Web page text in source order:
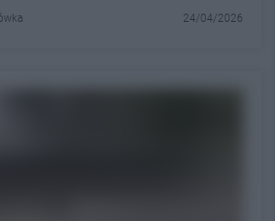
24/04/2026